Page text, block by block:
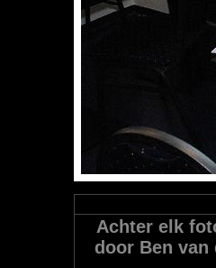
Achter elk
door Ben van